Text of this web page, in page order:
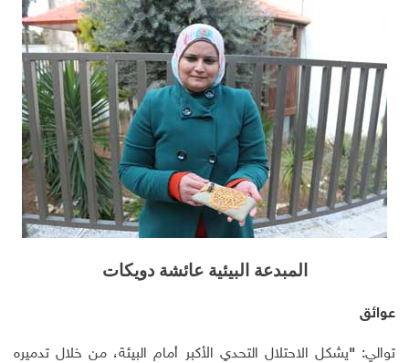
المبدعة البيئية عائشة دويكات
عوائق
توالي: "يشكل الاحتلال التحدي الأكبر أمام البيئة، من خلال تدميره